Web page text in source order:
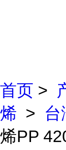
首页 >
烯 > 台
烯PP